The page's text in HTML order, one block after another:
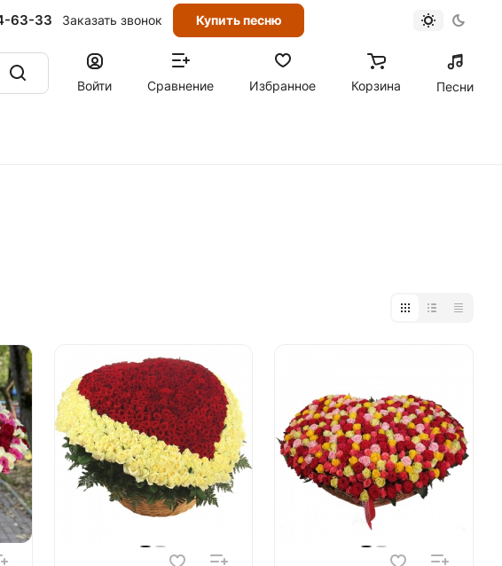
63-33 Заказать звонок Купить песню
Войти Сравнение Избранное Корзина Песни